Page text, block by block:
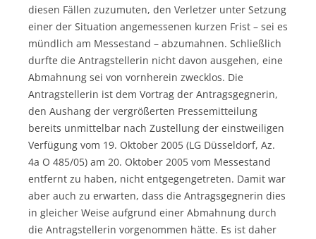
diesen Fällen zuzumuten, den Verletzer unter Setzung
einer der Situation angemessenen kurzen Frist – sei es
mündlich am Messestand – abzumahnen. Schließlich
durfte die Antragstellerin nicht davon ausgehen, eine
Abmahnung sei von vornherein zwecklos. Die
Antragstellerin ist dem Vortrag der Antragsgegnerin,
den Aushang der vergrößerten Pressemitteilung
bereits unmittelbar nach Zustellung der einstweiligen
Verfügung vom 19. Oktober 2005 (LG Düsseldorf, Az.
4a O 485/05) am 20. Oktober 2005 vom Messestand
entfernt zu haben, nicht entgegengetreten. Damit war
aber auch zu erwarten, dass die Antragsgegnerin dies
in gleicher Weise aufgrund einer Abmahnung durch
die Antragstellerin vorgenommen hätte. Es ist daher